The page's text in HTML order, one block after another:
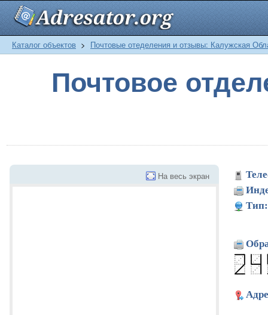
Каталог объектов > Почтовые отеделения и отзывы: Калужская
Почтовое
На весь экран
Тип: